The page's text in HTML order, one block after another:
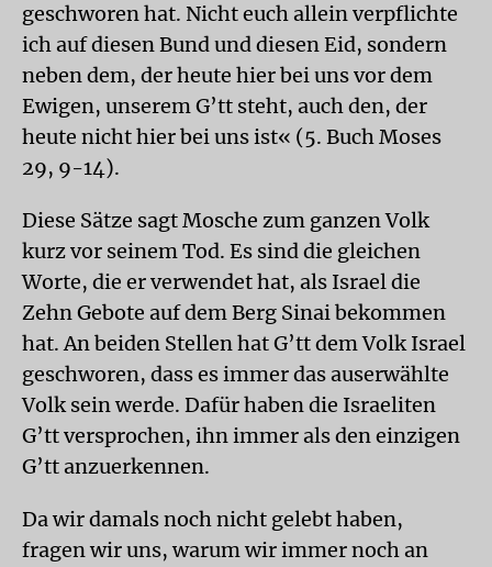
geschworen hat. Nicht euch allein verpflichte
ich auf diesen Bund und diesen Eid, sondern
neben dem, der heute hier bei uns vor dem
Ewigen, unserem G’tt steht, auch den, der
heute nicht hier bei uns ist« (5. Buch Moses
29, 9-14).
Diese Sätze sagt Mosche zum ganzen Volk
kurz vor seinem Tod. Es sind die gleichen
Worte, die er verwendet hat, als Israel die
Zehn Gebote auf dem Berg Sinai bekommen
hat. An beiden Stellen hat G’tt dem Volk Israel
geschworen, dass es immer das auserwählte
Volk sein werde. Dafür haben die Israeliten
G’tt versprochen, ihn immer als den einzigen
G’tt anzuerkennen.
Da wir damals noch nicht gelebt haben,
fragen wir uns, warum wir immer noch an